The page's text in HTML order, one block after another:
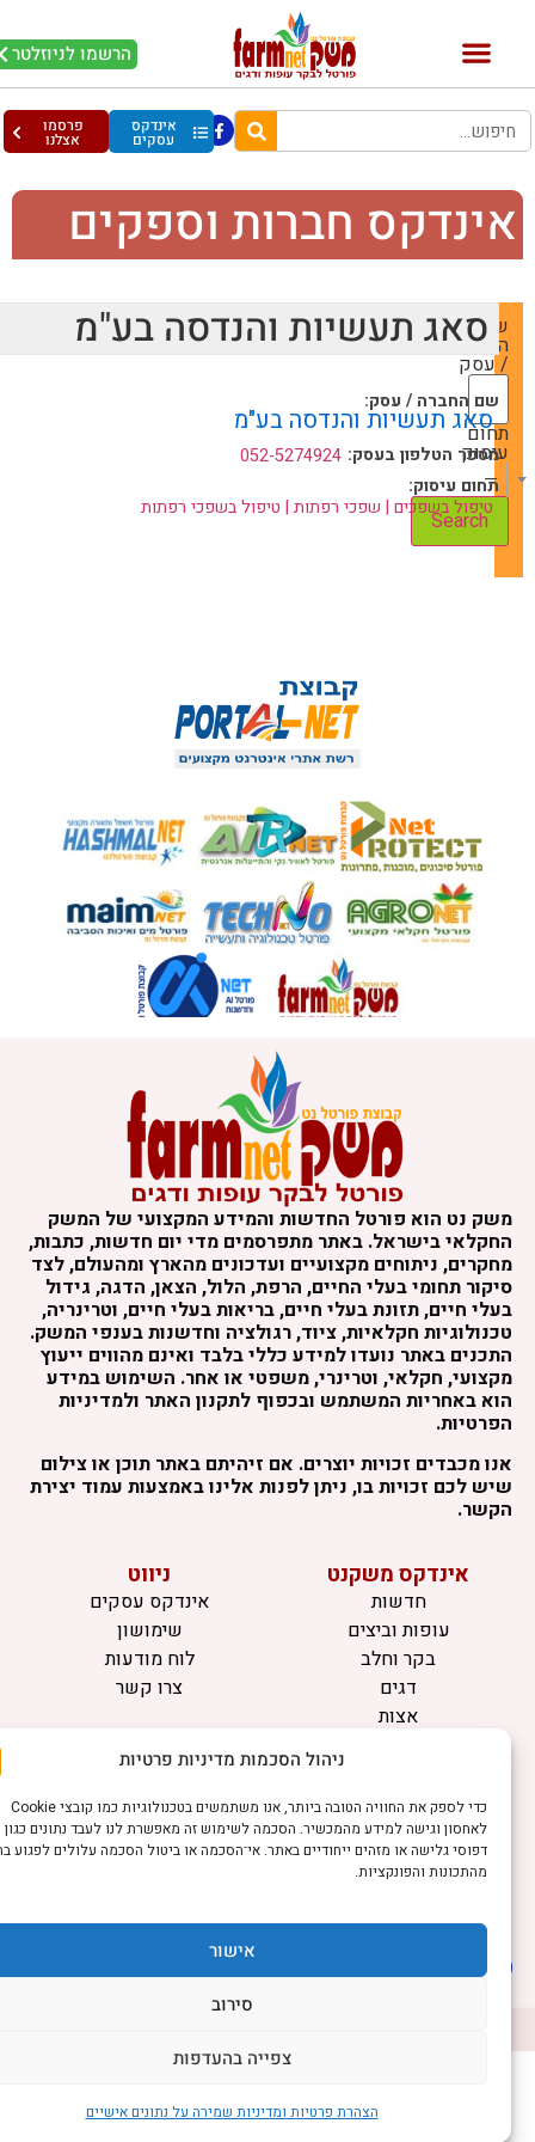
ניהול הסכמות מדיניות פרטיות
כדי לספק את החוויה הטובה ביותר, אנו משתמשים בטכנולוגיות כמו קובצי Cookie
לאחסון וגישה למידע מהמכשיר. הסכמה לשימוש זה מאפשרת לנו לעבד נתונים כגון
דפוסי גלישה או מזהים ייחודיים באתר. אי־הסכמה או ביטול הסכמה עלולים לפגוע בחלק
מהתכונות והפונקציות.
אישור
סירוב
צפייה בהעדפות
הצהרת פרטיות ומדיניות שמירה על נתונים אישיים
הרשמו לניוזלטר
אינדקס
עסקים
פרסמו
אצלנו
חברות וספקים
שם
החברה
/ עסק
תחום
עיסוק
— Choose One —
סאג תעשיות והנדסה בע"מ
שם החברה / עסק:
סאג תעשיות והנדסה בע"מ
מספר הטלפון בעסק: 052-5274924
תחום עיסוק:
טיפול בשפכים | שפכי רפתות | טיפול בשפכי רפתות
נט הוא פורטל החדשות והמידע המקצועי של המשק
בישראל. באתר מתפרסמים מדי יום חדשות, כתבות,
ניתוחים מקצועיים ועדכונים מהארץ ומהעולם, לצד
תחומי בעלי החיים, הרפת, הלול, הצאן, הדגה, גידול
חיים, תזונת בעלי חיים, בריאות בעלי חיים, וטרינריה,
חקלאיות, ציוד, רגולציה וחדשנות בענפי המשק.
באתר נועדו למידע כללי בלבד ואינם מהווים ייעוץ
חקלאי, וטרינרי, משפטי או אחר. השימוש במידע
באחריות המשתמש ובכפוף לתקנון האתר ולמדיניות
מכבדים זכויות יוצרים. אם זיהיתם באתר תוכן או צילום
לכם זכויות בו, ניתן לפנות אלינו באמצעות עמוד יצירת
אינדקס משקנט
חדשות
עופות וביצים
בקר וחלב
דגים
אצות
ניווט
אינדקס עסקים
שימושון
לוח מודעות
צרו קשר
מידע
תקנון
הרשמה לניוזלטר